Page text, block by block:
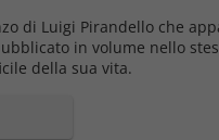
di Luigi Pirandello che
in volume nello
della sua vita.